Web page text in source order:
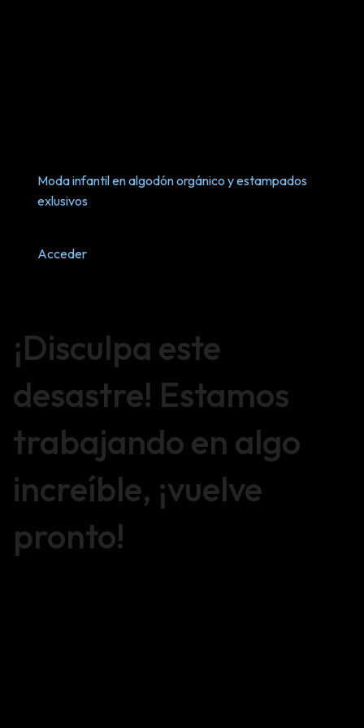
Moda infantil en algodón orgánico y estampados
exlusivos
Acceder
¡Disculpa este
desastre! Estamos
trabajando en algo
increíble, ¡vuelve
pronto!